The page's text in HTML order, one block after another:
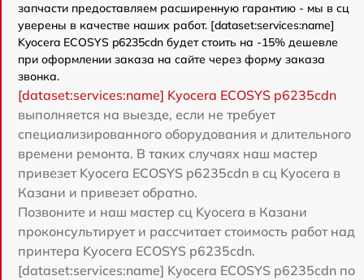
запчасти предоставляем расширенную гарантию - мы в сц
уверены в качестве наших работ. [dataset:services:name]
Kyocera ECOSYS p6235cdn будет стоить на -15% дешевле
при оформлении заказа на сайте через форму заказа
звонка.
[dataset:services:name] Kyocera ECOSYS p6235cdn
выполняется на выезде, если не требует
специализированного оборудования и длительного
времени ремонта. В таких случаях наш мастер
привезет Kyocera ECOSYS p6235cdn в сц Kyocera в
Казани и привезет обратно.
Позвоните и наш мастер сц Kyocera в Казани
проконсультирует и рассчитает стоимость работ над
принтера Kyocera ECOSYS p6235cdn.
[dataset:services:name] Kyocera ECOSYS p6235cdn по